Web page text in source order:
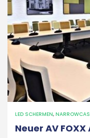
LED SCHERMEN,
Neuer AV